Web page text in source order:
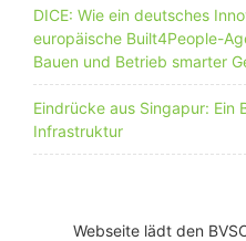
DICE: Wie ein deutsches
europäische Built4People-
Bauen und Betrieb smarter
Eindrücke aus Singapur:
Infrastruktur
Webseite lädt den